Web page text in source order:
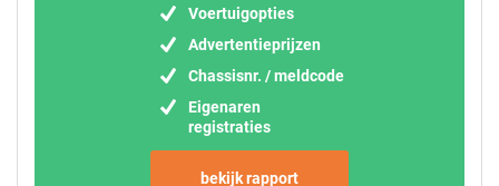
Voertuigopties
Advertentieprijzen
Chassisnr. / meldcode
Eigenaren
registraties
bekijk rapport